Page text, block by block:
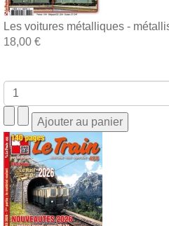
Les voitures métalliques -
18,00 €